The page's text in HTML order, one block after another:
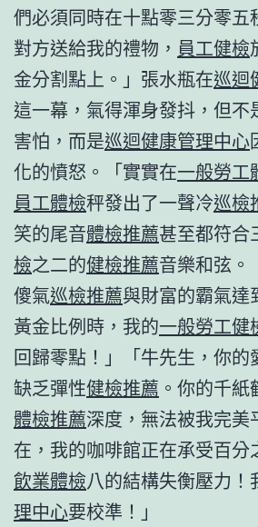
們必須同時在十點零三分零五
對方送給我的禮物， 員工健檢
金分割點上。」張水瓶在巡迴
這一幕，氣得渾身發抖，但不
害怕，而是巡迴健康管理中心
化的憤怒。「實實在一般勞工
員工體檢秤發出了一聲冷巡檢
笑的尾音體檢推薦甚至都符合
檢之二的健檢推薦音樂和弦。
傻氣巡檢推薦與財富的霸氣達
黃金比例時，我的一般勞工健
回歸零點！」「牛先生，你的
缺乏彈性健檢推薦 。你的千
體檢推薦深度，無法被我完美
在，我的咖啡館正在承受百分
飲業體檢八的結構失衡壓力！
理中心要校準！」